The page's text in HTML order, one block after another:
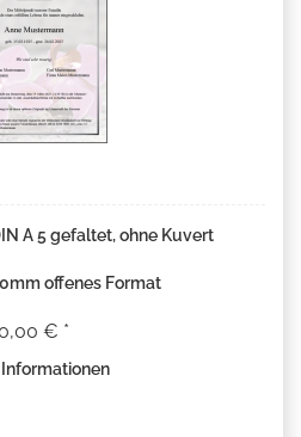
A 5 gefaltet, ohne Kuvert
offenes Format
0,00 € *
Informationen